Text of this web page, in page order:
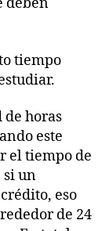
deben
tiempo
de horas
este
el tiempo de
si un
eso
de 24